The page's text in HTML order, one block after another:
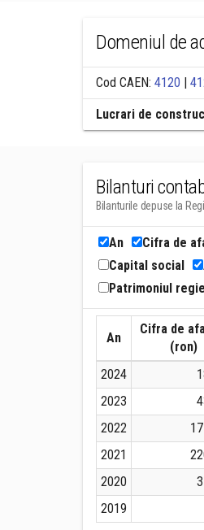
Domeniul de
Cod CAEN: 4120 |
Lucrari de
Bilanturi
Bilanturile depuse la
An Cifra de
Capital social
Patrimoniul
An
Cifra de
(ron)
2024
2023
2022
2021
2020
2019